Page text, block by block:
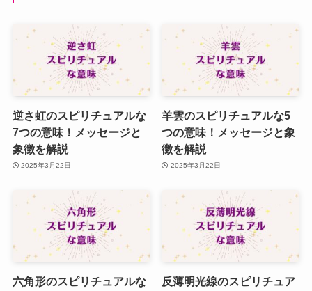
逆さ虹のスピリチュアルな
7つの意味！メッセージと
象徴を解説
2025年3月22日
羊雲のスピリチュアルな5
つの意味！メッセージと象
徴を解説
2025年3月22日
六角形のスピリチュアルな
反薄明光線のスピリチュア